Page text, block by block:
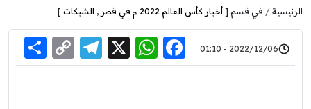
الرئيسية في قسم [ أخبار كأس العالم 2022 م في قطر , الشبكات ]
2022/12/06 - 01:10
Facebook
WhatsApp
X
Link